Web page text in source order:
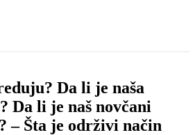
Da li je naša
Da li je naš novčani
– Šta je održivi način